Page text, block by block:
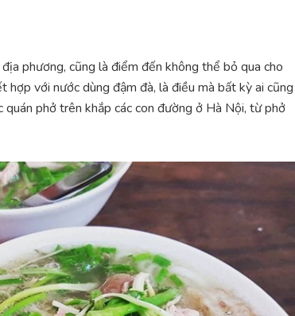
phương, cũng là điểm đến không thể bỏ qua cho
với nước dùng đậm đà, là điều mà bất kỳ ai cũng
phở trên khắp các con đường ở Hà Nội, từ phở